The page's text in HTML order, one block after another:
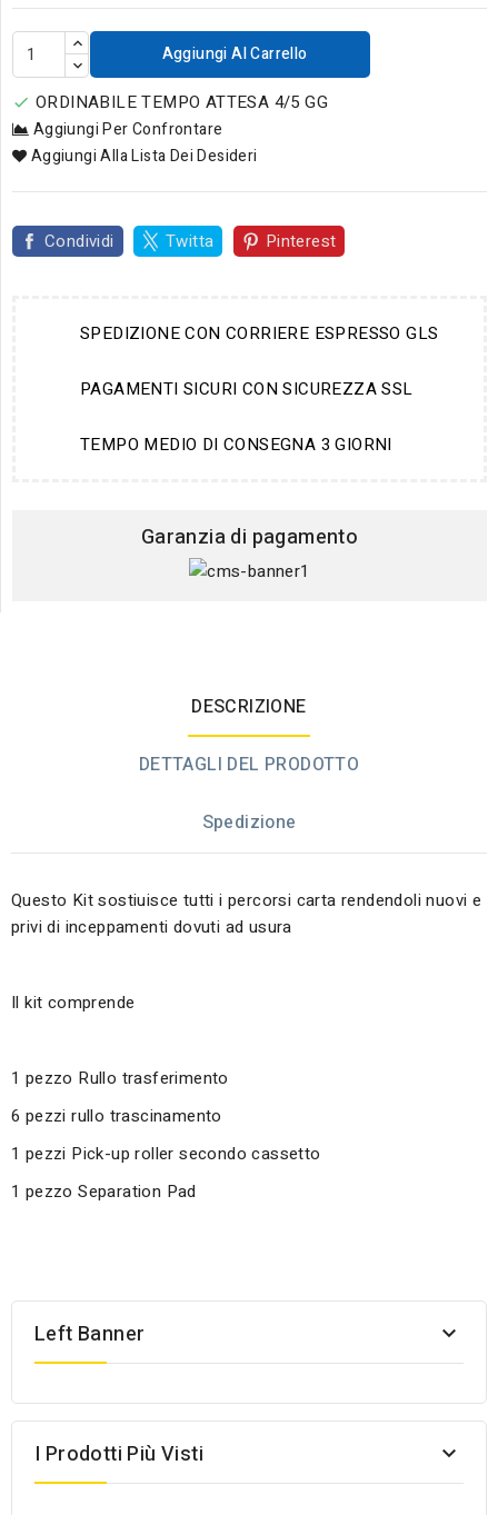
Aggiungi Al Carrello
 ORDINABILE TEMPO ATTESA 4/5 GG
Aggiungi Per Confrontare
Aggiungi Alla Lista Dei Desideri
Condividi Twitta Pinterest
SPEDIZIONE CON CORRIERE ESPRESSO GLS
PAGAMENTI SICURI CON SICUREZZA SSL
TEMPO MEDIO DI CONSEGNA 3 GIORNI
Garanzia di pagamento
DESCRIZIONE
DETTAGLI DEL PRODOTTO
Spedizione
Questo Kit sostiuisce tutti i percorsi carta rendendoli nuovi e
privi di inceppamenti dovuti ad usura
Il kit comprende
1 pezzo Rullo trasferimento
6 pezzi rullo trascinamento
1 pezzi Pick-up roller secondo cassetto
1 pezzo Separation Pad
Left Banner 
I Prodotti Più Visti 